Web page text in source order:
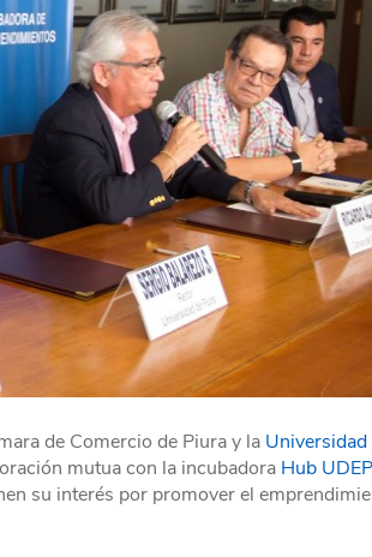
de Comercio de Piura y la Universidad
mutua con la incubadora Hub UDEP
su interés por promover el